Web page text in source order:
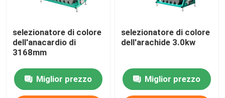
selezionatore di colore
dell'anacardio di
3168mm
Miglior prezzo
selezionatore di colore
dell'arachide 3.0kw
Miglior prezzo